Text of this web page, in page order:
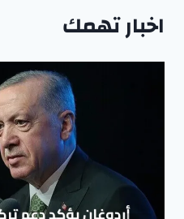
اخبار تهمك